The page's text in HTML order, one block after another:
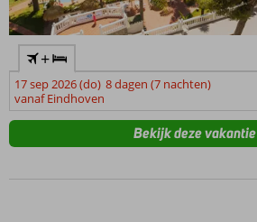
+
17 sep 2026 (do) 8 dagen (7 nachten)
vanaf Eindhoven
Bekijk deze vakantie